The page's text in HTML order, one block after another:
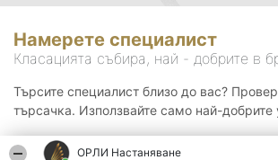
ОРЛИ Настаняване
Намерете специалист
Класацията събира, най - добрите в
Търсите специалист близо до вас?
търсачка. Използвайте само най-добрите